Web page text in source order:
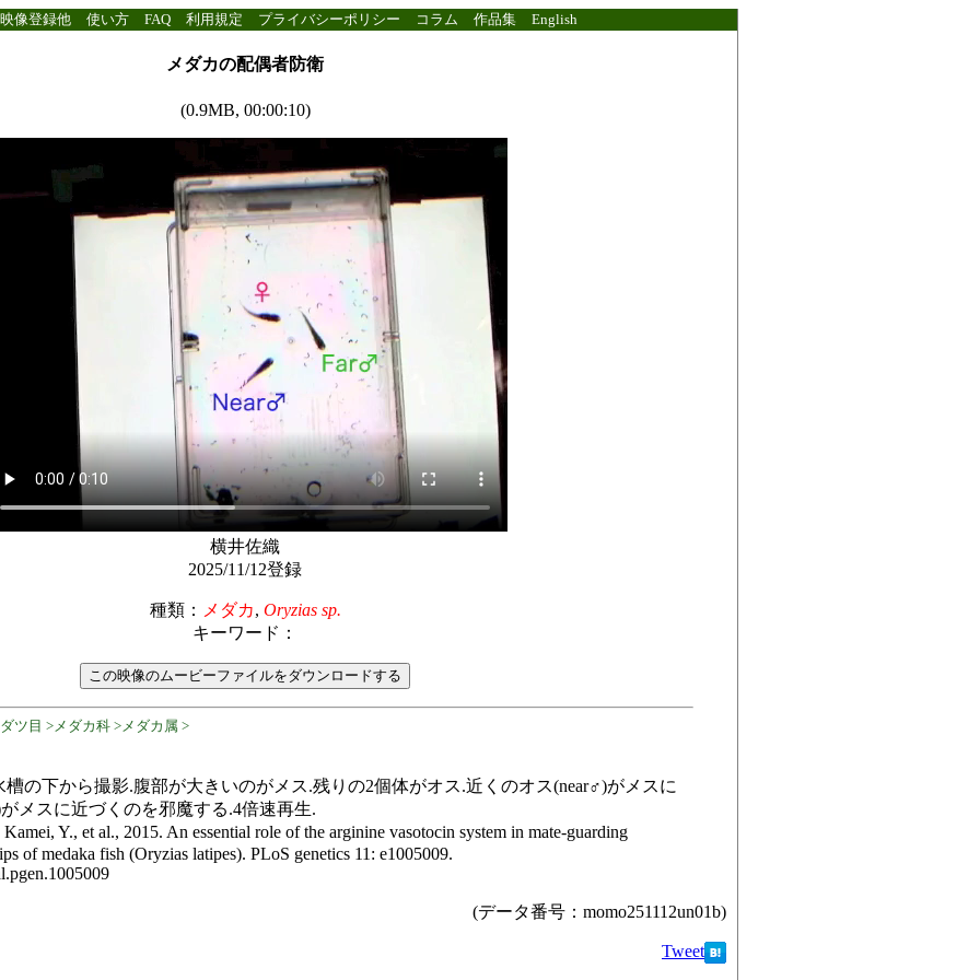
映像登録他 使い方 FAQ 利用規定 プライバシーポリシー コラム 作品集 English
メダカの配偶者防衛
(0.9MB, 00:00:10)
横井佐織
2025/11/12登録
種類： メダカ, Oryzias sp.
キーワード：
ツ目 >メダカ科 >メダカ属 >
槽の下から撮影.腹部が大きいのがメス.残りの2個体がオス.近くのオス(near♂)がメスに
メスに近づくのを邪魔する.4倍速再生.
Y., et al., 2015. An essential role of the arginine vasotocin system in mate-guarding
of medaka fish (Oryzias latipes). PLoS genetics 11: e1005009.
(データ番号：momo251112un01b)
Tweet